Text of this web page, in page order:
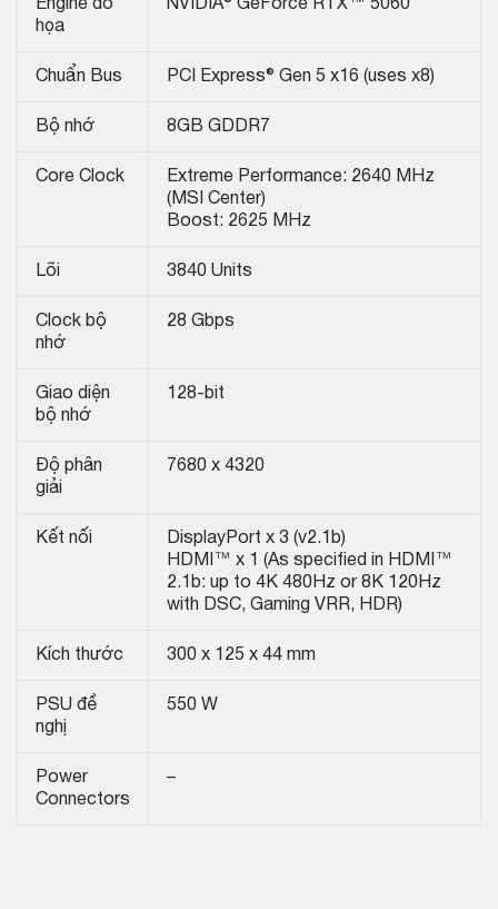
Engine đồ
họa
NVIDIA® GeForce RTX™ 5060
Chuẩn Bus PCI Express® Gen 5 x16 (uses x8)
Bộ nhớ 8GB GDDR7
Core Clock
Extreme Performance: 2640 MHz
(MSI Center)
Boost: 2625 MHz
Lõi 3840 Units
Clock bộ
nhớ
28 Gbps
Giao diện
bộ nhớ
128-bit
Độ phân
giải
7680 x 4320
Kết nối
DisplayPort x 3 (v2.1b)
HDMI™ x 1 (As specified in HDMI™
2.1b: up to 4K 480Hz or 8K 120Hz
with DSC, Gaming VRR, HDR)
Kích thước 300 x 125 x 44 mm
PSU đề
nghị
550 W
Power
Connectors
–